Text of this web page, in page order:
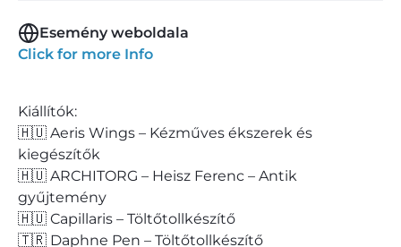
Esemény weboldala
Click for more Info
Kiállítók:
🇭🇺 Aeris Wings – Kézműves ékszerek és
kiegészítők
🇭🇺 ARCHITORG – Heisz Ferenc – Antik
gyűjtemény
🇭🇺 Capillaris – Töltőtollkészítő
🇹🇷 Daphne Pen – Töltőtollkészítő